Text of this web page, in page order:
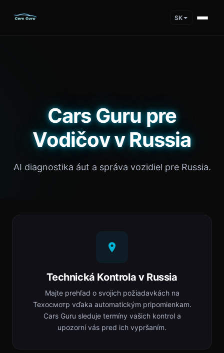
SK
Cars Guru pre
Vodičov v Russia
AI diagnostika áut a správa vozidiel pre Russia.
Technická Kontrola v Russia
Majte prehľad o svojich požiadavkách na
Техосмотр vďaka automatickým pripomienkam.
Cars Guru sleduje termíny vašich kontrol a
upozorní vás pred ich vypršaním.